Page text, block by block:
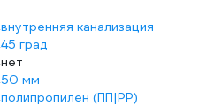
внутренняя канализация
45 град
нет
50 мм
полипропилен (ПП|PP)